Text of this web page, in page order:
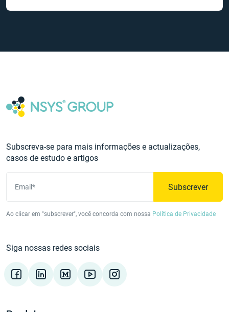
Subscreva-se para mais informações e actualizações,
casos de estudo e artigos
Email* Subscrever
Ao clicar em "subscrever", você concorda com nossa Política de Privacidade
Siga nossas redes sociais